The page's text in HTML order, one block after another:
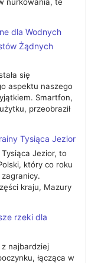
dla Wodnych
Żądnych
się
aspektu naszego
Smartfon,
przeobraził
Tysiąca Jezior
Jezior, to
który co roku
kraju, Mazury
rzeki dla
najbardziej
łącząca w